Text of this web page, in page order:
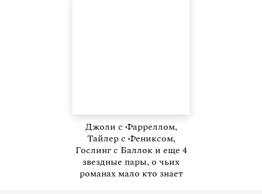
Джоли с Фарреллом,
Тайлер с Фениксом,
Гослинг с Баллок и еще 4
звездные пары, о чьих
романах мало кто знает